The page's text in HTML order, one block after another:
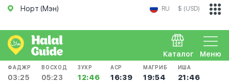
Норт (Мэн) RU $ (USD)
Меню
Каталог
ФАДЖР
03:25
ВОСХОД
05:23
ЗУХР
12:46
АСР
16:39
МАГРИБ
19:54
ИША
21:46